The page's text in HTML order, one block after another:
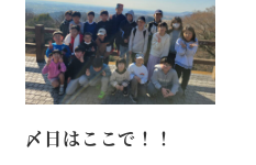
〆日はここで！！